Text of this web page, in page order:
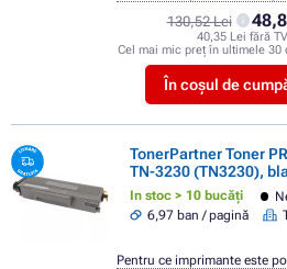
130,52 Lei
40,35 Lei fără
Cel mai mic preț în ultimele 30
În coșul de
TonerPartner Toner
TN-3230 (TN3230),
In stoc > 10 bucăți
6,97 ban / pagină
Pentru ce imprimante este